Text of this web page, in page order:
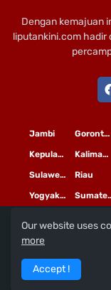
Dengan kemajuan
liputankini.com hadir
Gorontalo
Jambi
Kalimantan Timur
Kepulauan Riau
Riau
Sulawesi Selatan
Yogyakarta
Copyright
Redaksi
Our website uses
more
Accept !